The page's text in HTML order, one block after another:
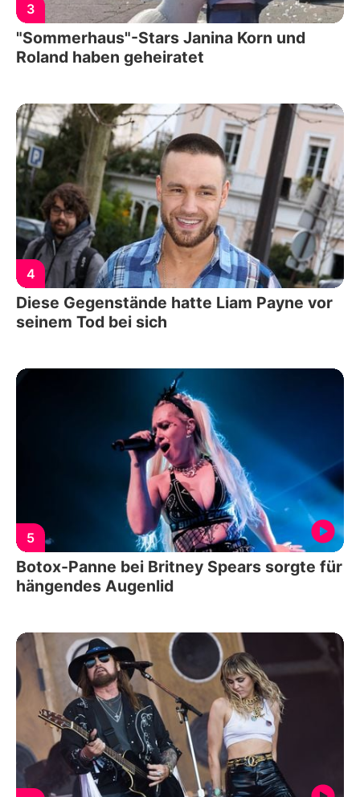
3
"Sommerhaus"-Stars Janina Korn und
Roland haben geheiratet
4
Diese Gegenstände hatte Liam Payne vor
seinem Tod bei sich
5
Botox-Panne bei Britney Spears sorgte für
hängendes Augenlid